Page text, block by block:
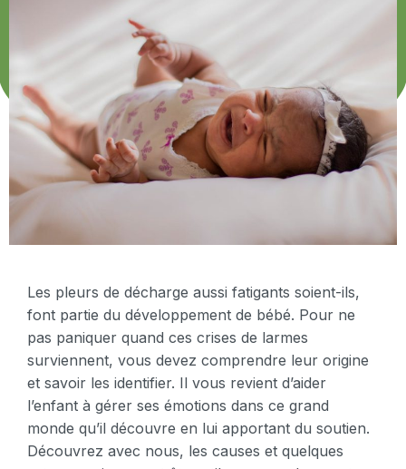
Les pleurs de décharge aussi fatigants soient-ils,
font partie du développement de bébé. Pour ne
pas paniquer quand ces crises de larmes
surviennent, vous devez comprendre leur origine
et savoir les identifier. Il vous revient d’aider
l’enfant à gérer ses émotions dans ce grand
monde qu’il découvre en lui apportant du soutien.
Découvrez avec nous, les causes et quelques